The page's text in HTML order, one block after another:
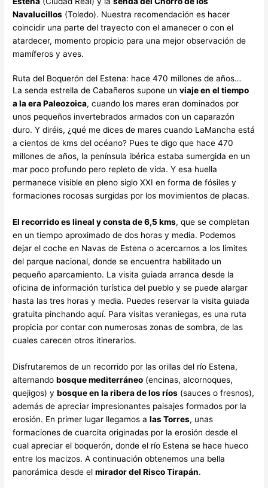
Navalucillos (Toledo). Nuestra recomendación es hacer
coincidir una parte del trayecto con el amanecer o con el
atardecer, momento propicio para una mejor observación de
mamíferos y aves.
Ruta del Boquerón del Estena: hace 470 millones de años…
La senda estrella de Cabañeros supone unviaje en el tiempo
a la era Paleozoica, cuando los mares eran dominados por
unos pequeños invertebrados armados con un caparazón
duro. Y diréis, ¿qué me dices de mares cuando LaMancha está
a cientos de kms del océano? Pues te digo que hace 470
millones de años, la península ibérica estaba sumergida en un
mar poco profundo pero repleto de vida. Y esa huella
permanece visible en pleno siglo XXI en forma de fósiles y
formaciones rocosas surgidas por los movimientos de placas.
El recorrido es lineal y consta de 6,5 kms, que se completan
en un tiempo aproximado de dos horas y media. Podemos
dejar el coche en Navas de Estena o acercarnos a los límites
del parque nacional, donde se encuentra habilitado un
pequeño aparcamiento. La visita guiada arranca desde la
oficina de información turística del pueblo y se puede alargar
hasta las tres horas y media. Puedes reservar la visita guiada
gratuita pinchando aquí. Para visitas veraniegas, es una ruta
propicia por contar con numerosas zonas de sombra, de las
cuales carecen otros itinerarios.
Disfrutaremos de un recorrido por las orillas del río Estena,
alternandobosque mediterráneo (encinas, alcornoques,
quejigos) ybosque en la ribera de los ríos (sauces o fresnos),
además de apreciar impresionantes paisajes formados por la
erosión. En primer lugar llegamos alas Torres, unas
formaciones de cuarcita originadas por la erosión desde el
cual apreciar el boquerón, donde el río Estena se hace hueco
entre los macizos. A continuación obtenemos una bella
panorámica desde elmirador del Risco Tirapán.